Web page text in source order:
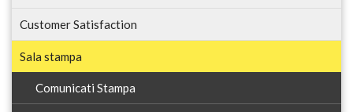
Customer Satisfaction
Sala stampa
Comunicati Stampa